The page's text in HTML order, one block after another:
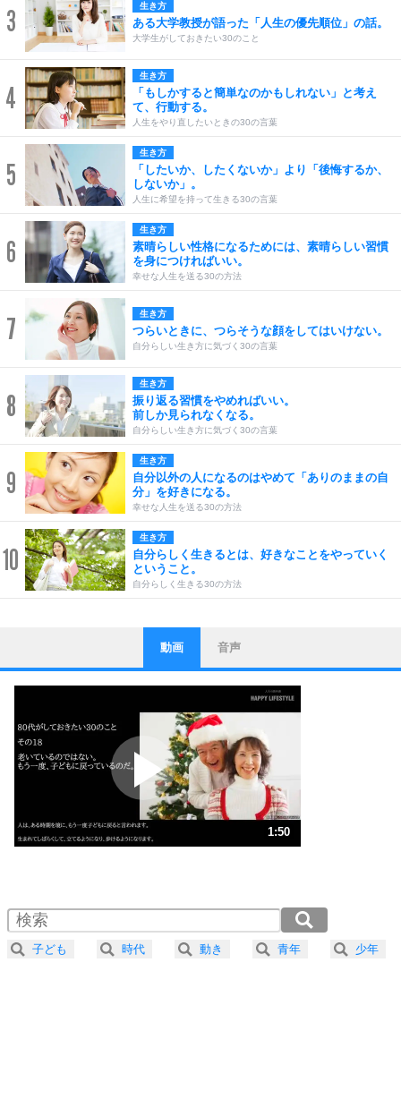
3 生き方
ある大学教授が語った「人生の優先順位」の話。
大学生がしておきたい30のこと
4
生き方
「もしかすると簡単なのかもしれない」と考え
て、行動する。
人生をやり直したいときの30の言葉
5
生き方
「したいか、したくないか」より「後悔するか、
しないか」。
人生に希望を持って生きる30の言葉
6
生き方
素晴らしい性格になるためには、素晴らしい習慣
を身につければいい。
幸せな人生を送る30の方法
7 生き方
つらいときに、つらそうな顔をしてはいけない。
自分らしい生き方に気づく30の言葉
8
生き方
振り返る習慣をやめればいい。
前しか見られなくなる。
自分らしい生き方に気づく30の言葉
9
生き方
自分以外の人になるのはやめて「ありのままの自
分」を好きになる。
幸せな人生を送る30の方法
10
生き方
自分らしく生きるとは、好きなことをやっていく
ということ。
自分らしく生きる30の方法
1
ストレス対策
他人と比べない。
いっそのこと、他人を見ない。
いらいらしない人になる30の方法
プラス思考
ポジティブになれない原因は、行動しないから。
ポジティブ思考になる30の方法
ストレス対策
人生、なんとかなるもの。
気楽に生きる30の方法
4 器の大きい人は、怒りを優しさで表現する。
動画 音声
1:50
2.0倍速 （216KB 55秒）
2.5倍速 （173KB 44秒）
3.0倍速 （144KB 36秒）
子ども 時代 動き 青年 少年